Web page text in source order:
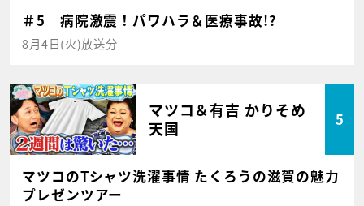
＃5 病院激震！パワハラ＆医療事故!?
8月4日(火)放送分
マツコ＆有吉 かりそめ
天国
5
マツコのTシャツ洗濯事情 たくろうの滋賀の魅力
プレゼンツアー